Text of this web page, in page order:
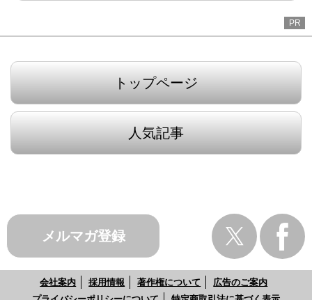
PR
トップページ
人気記事
メルマガ登録
会社案内 採用情報 著作権について
広告のご案内